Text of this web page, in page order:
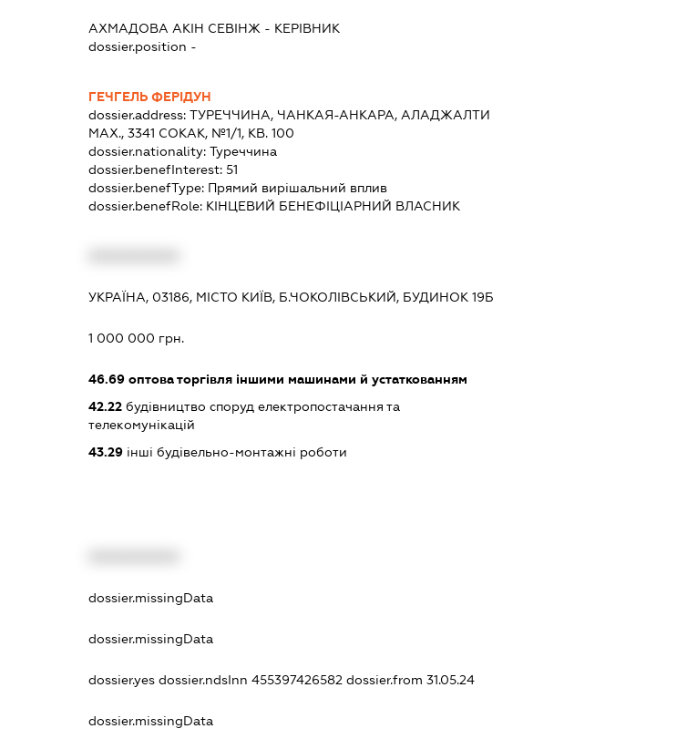
АХМАДОВА АКІН СЕВІНЖ - КЕРІВНИК
dossier.position -
ГЕЧГЕЛЬ ФЕРІДУН
dossier.address:ТУРЕЧЧИНА, ЧАНКАЯ-АНКАРА, АЛАДЖАЛТИ
МАХ., 3341 СОКАК, №1/1, КВ. 100
dossier.nationality:Туреччина
dossier.benefInterest:51
dossier.benefType: Прямий вирішальний вплив
dossier.benefRole: КІНЦЕВИЙ БЕНЕФІЦІАРНИЙ ВЛАСНИК
УКРАЇНА, 03186, МІСТО КИЇВ, Б.ЧОКОЛІВСЬКИЙ, БУДИНОК 19Б
1 000 000 грн.
46.69 оптова торгівля іншими машинами й устаткованням
42.22 будівництво споруд електропостачання та
телекомунікацій
43.29 інші будівельно-монтажні роботи
dossier.missingData
dossier.missingData
dossier.yesdossier.ndsInn 455397426582dossier.from 31.05.24
dossier.missingData